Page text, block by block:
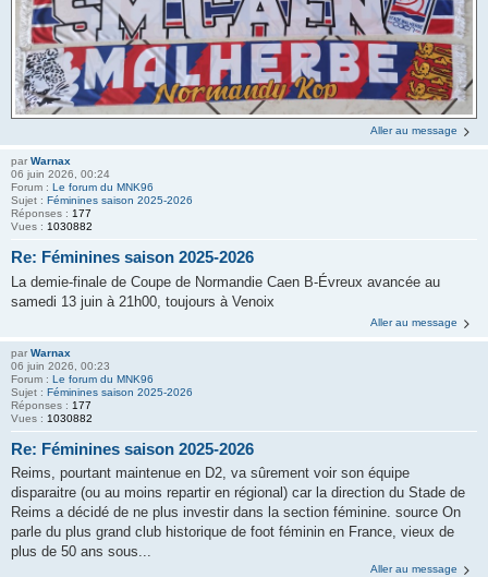
Aller au message
par Warnax
06 juin 2026, 00:24
Forum : Le forum du MNK96
Sujet : Féminines saison 2025-2026
Réponses : 177
Vues : 1030882
Re: Féminines saison 2025-2026
La demie-finale de Coupe de Normandie Caen B-Évreux avancée au
samedi 13 juin à 21h00, toujours à Venoix
Aller au message
par Warnax
06 juin 2026, 00:23
Forum : Le forum du MNK96
Sujet : Féminines saison 2025-2026
Réponses : 177
Vues : 1030882
Re: Féminines saison 2025-2026
Reims, pourtant maintenue en D2, va sûrement voir son équipe
disparaitre (ou au moins repartir en régional) car la direction du Stade de
Reims a décidé de ne plus investir dans la section féminine. source On
parle du plus grand club historique de foot féminin en France, vieux de
plus de 50 ans sous...
Aller au message